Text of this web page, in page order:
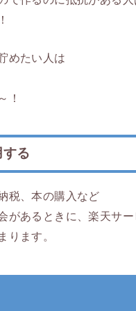
めたい人は
！
る
税、本の購入など
があるときに、楽天サ
ります。